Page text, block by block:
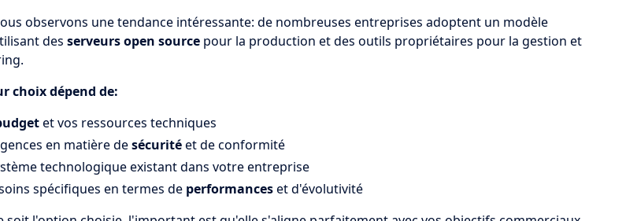
observons une tendance intéressante: de nombreuses entreprises adoptent un modèle
des serveurs open source pour la production et des outils propriétaires pour la gestion et
choix dépend de:
et vos ressources techniques
en matière desécuritéet de conformité
technologique existant dans votre entreprise
spécifiques en termes de performanceset d'évolutivité